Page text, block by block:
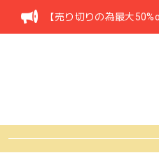
【売り切りの為最大